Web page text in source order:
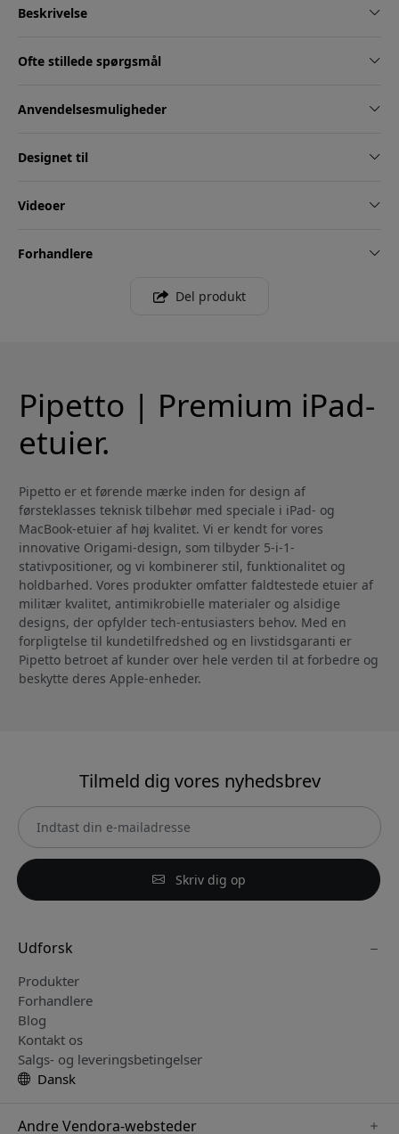
Beskrivelse
Ofte stillede spørgsmål
Anvendelsesmuligheder
Designet til
Videoer
Forhandlere
Del produkt
Pipetto | Premium iPad-
etuier.
Pipetto er et førende mærke inden for design af
førsteklasses teknisk tilbehør med speciale i iPad- og
MacBook-etuier af høj kvalitet. Vi er kendt for vores
innovative Origami-design, som tilbyder 5-i-1-
stativpositioner, og vi kombinerer stil, funktionalitet og
holdbarhed. Vores produkter omfatter faldtestede etuier af
militær kvalitet, antimikrobielle materialer og alsidige
designs, der opfylder tech-entusiasters behov. Med en
forpligtelse til kundetilfredshed og en livstidsgaranti er
Pipetto betroet af kunder over hele verden til at forbedre og
beskytte deres Apple-enheder.
Tilmeld dig vores nyhedsbrev
Skriv dig op
Udforsk
Produkter
Forhandlere
Blog
Kontakt os
Salgs- og leveringsbetingelser
Dansk
Andre Vendora-websteder